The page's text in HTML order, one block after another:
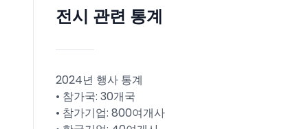
전시 관련 통계
2024년 행사 통계
• 참가국: 30개국
• 참가기업: 800여개사